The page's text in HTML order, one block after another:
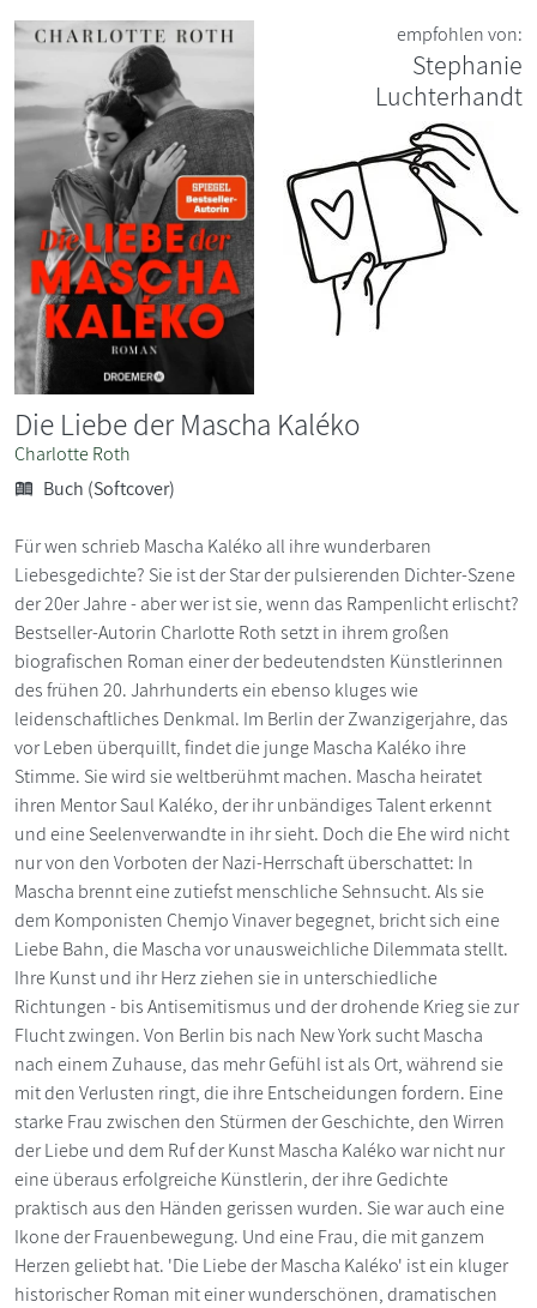
empfohlen von:
Stephanie
Luchterhandt
Die Liebe der Mascha Kaléko
Charlotte Roth
Buch (Softcover)
Für wen schrieb Mascha Kaléko all ihre wunderbaren
Liebesgedichte? Sie ist der Star der pulsierenden Dichter-Szene
der 20er Jahre - aber wer ist sie, wenn das Rampenlicht erlischt?
Bestseller-Autorin Charlotte Roth setzt in ihrem großen
biografischen Roman einer der bedeutendsten Künstlerinnen
des frühen 20. Jahrhunderts ein ebenso kluges wie
leidenschaftliches Denkmal. Im Berlin der Zwanzigerjahre, das
vor Leben überquillt, findet die junge Mascha Kaléko ihre
Stimme. Sie wird sie weltberühmt machen. Mascha heiratet
ihren Mentor Saul Kaléko, der ihr unbändiges Talent erkennt
und eine Seelenverwandte in ihr sieht. Doch die Ehe wird nicht
nur von den Vorboten der Nazi-Herrschaft überschattet: In
Mascha brennt eine zutiefst menschliche Sehnsucht. Als sie
dem Komponisten Chemjo Vinaver begegnet, bricht sich eine
Liebe Bahn, die Mascha vor unausweichliche Dilemmata stellt.
Ihre Kunst und ihr Herz ziehen sie in unterschiedliche
Richtungen - bis Antisemitismus und der drohende Krieg sie zur
Flucht zwingen. Von Berlin bis nach New York sucht Mascha
nach einem Zuhause, das mehr Gefühl ist als Ort, während sie
mit den Verlusten ringt, die ihre Entscheidungen fordern. Eine
starke Frau zwischen den Stürmen der Geschichte, den Wirren
der Liebe und dem Ruf der Kunst Mascha Kaléko war nicht nur
eine überaus erfolgreiche Künstlerin, der ihre Gedichte
praktisch aus den Händen gerissen wurden. Sie war auch eine
Ikone der Frauenbewegung. Und eine Frau, die mit ganzem
Herzen geliebt hat. 'Die Liebe der Mascha Kaléko' ist ein kluger
historischer Roman mit einer wunderschönen, dramatischen